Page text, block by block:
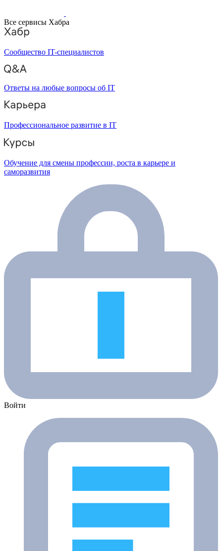
Все сервисы Хабра
Сообщество IT-специалистов
Ответы на любые вопросы об IT
Профессиональное развитие в IT
Обучение для смены профессии, роста в карьере и
саморазвития
Войти